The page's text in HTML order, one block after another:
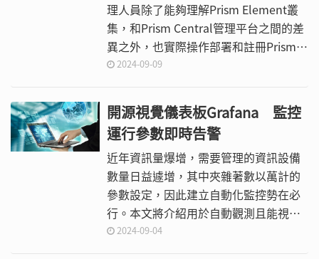
理人員除了能夠理解Prism Element叢
集，和Prism Central管理平台之間的差
異之外，也實際操作部署和註冊Prism
Central管理平台，並在需要時也能夠取
2024-09-09
開源視覺儀表板Grafana 監控
運行參數即時告警
近年資訊量爆增，需要管理的資訊設備
數量日益遽增，其中夾雜著數以萬計的
參數設定，因此建立自動化監控勢在必
行。本文將介紹用於自動觀測且能視覺
化顯示對應觀測指標的工具Grafana，
2024-09-04